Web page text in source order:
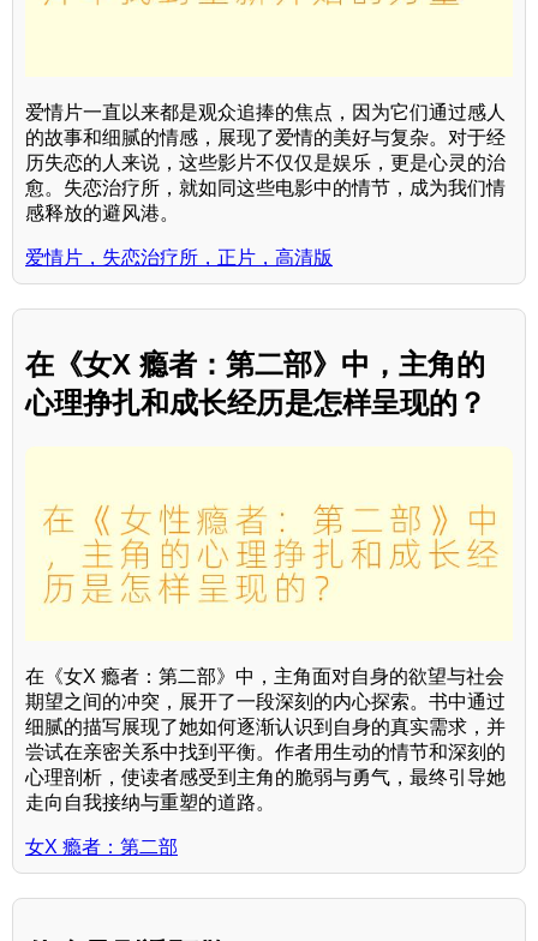
爱情片一直以来都是观众追捧的焦点，因为它们通过感人
的故事和细腻的情感，展现了爱情的美好与复杂。对于经
历失恋的人来说，这些影片不仅仅是娱乐，更是心灵的治
愈。失恋治疗所，就如同这些电影中的情节，成为我们情
感释放的避风港。
爱情片，失恋治疗所，正片，高清版
在《女X 瘾者：第二部》中，主角的
心理挣扎和成长经历是怎样呈现的？
在《女X 瘾者：第二部》中，主角面对自身的欲望与社会
期望之间的冲突，展开了一段深刻的内心探索。书中通过
细腻的描写展现了她如何逐渐认识到自身的真实需求，并
尝试在亲密关系中找到平衡。作者用生动的情节和深刻的
心理剖析，使读者感受到主角的脆弱与勇气，最终引导她
走向自我接纳与重塑的道路。
女X 瘾者：第二部